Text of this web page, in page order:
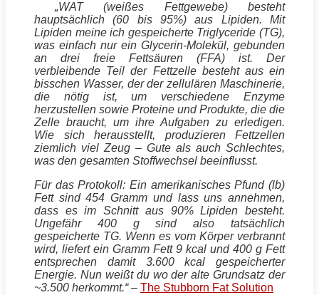
„WAT (weißes Fettgewebe) besteht
hauptsächlich (60 bis 95%) aus Lipiden. Mit
Lipiden meine ich gespeicherte Triglyceride (TG),
was einfach nur ein Glycerin-Molekül, gebunden
an drei freie Fettsäuren (FFA) ist. Der
verbleibende Teil der Fettzelle besteht aus ein
bisschen Wasser, der der zellulären Maschinerie,
die nötig ist, um verschiedene Enzyme
herzustellen sowie Proteine und Produkte, die die
Zelle braucht, um ihre Aufgaben zu erledigen.
Wie sich herausstellt, produzieren Fettzellen
ziemlich viel Zeug – Gute als auch Schlechtes,
was den gesamten Stoffwechsel beeinflusst.
Für das Protokoll: Ein amerikanisches Pfund (lb)
Fettsind 454 Gramm und lass uns annehmen,
dass es im Schnitt aus 90% Lipiden besteht.
Ungefähr 400 g sind also tatsächlich
gespeicherte TG. Wenn es vom Körper verbrannt
wird, liefert ein Gramm Fett9 kcal und 400 g Fett
entsprechen damit 3.600 kcal gespeicherter
Energie. Nun weißt du wo der alte Grundsatz der
~3.500 herkommt.“– The Stubborn Fat Solution